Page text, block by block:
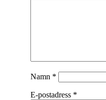
Namn *
E-postadress *